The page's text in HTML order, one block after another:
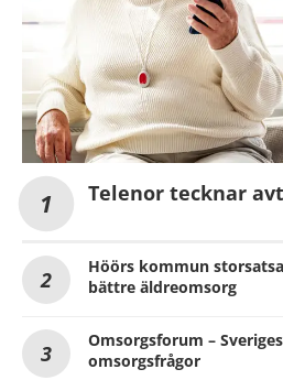
Telenor tecknar
Höörs kommun
bättre äldreomsorg
Omsorgsforum –
omsorgsfrågor